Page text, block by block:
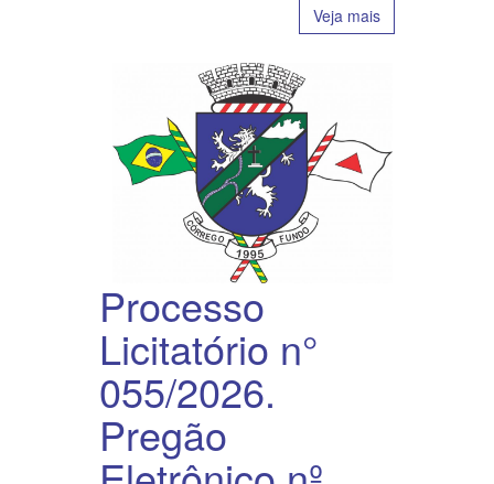
Veja mais
Processo
Licitatório n°
055/2026.
Pregão